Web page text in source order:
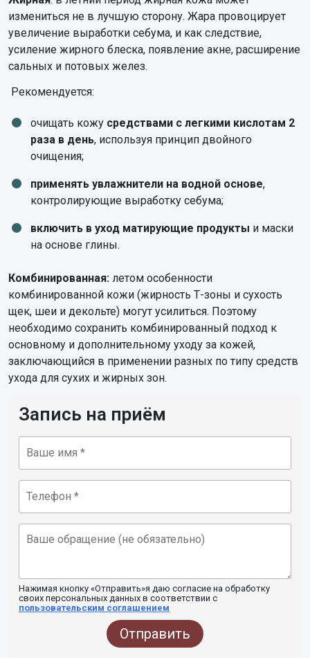
измениться не в лучшую сторону. Жара провоцирует
увеличение выработки себума, и как следствие,
усиление жирного блеска, появление акне, расширение
сальных и потовых желез.
Рекомендуется:
очищать кожу средствами с легкими кислотам 2
раза в день, используя принцип двойного
очищения;
применять увлажнители на водной основе,
контролирующие выработку себума;
включить в уход матирующие продукты и маски
на основе глины.
Комбинированная: летом особенности
комбинированной кожи (жирность Т-зоны и сухость
щек, шеи и декольте) могут усилиться. Поэтому
необходимо сохранить комбинированный подход к
основному и дополнительному уходу за кожей,
заключающийся в применении разных по типу средств
ухода для сухих и жирных зон.
Запись на приём
Нажимая кнопку «Отправить»я даю согласие на обработку
своих персональных данных в соответствии с
пользовательским соглашением
Отправить